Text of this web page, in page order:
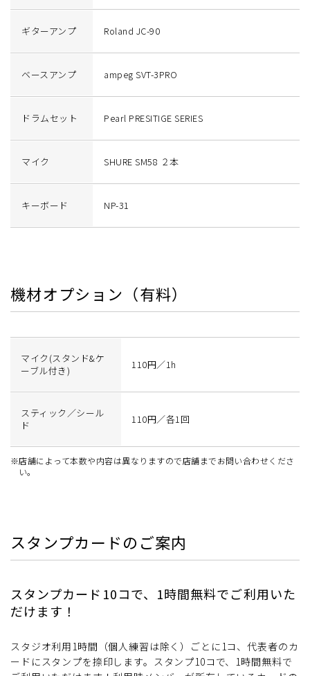
ギターアンプ Roland JC-90
ベースアンプ ampeg SVT-3PRO
ドラムセット Pearl PRESITIGE SERIES
マイク SHURE SM58 ２本
キーボード NP-31
機材オプション（有料）
マイク(スタンド&ケ
ーブル付き)
110円／1h
スティック／シール
ド
110円／各1回
※店舗によって本数や内容は異なりますので店舗までお問い合わせくださ
い。
スタンプカードのご案内
スタンプカード10コで、1時間無料でご利用いた
だけます！
スタジオ利用1時間（個人練習は除く）ごとに1コ、代表者のカ
ードにスタンプを捺印します。スタンプ10コで、1時間無料で